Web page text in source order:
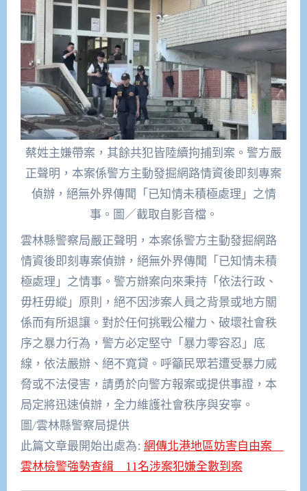
蔡姓主嫌帶案，其餘共犯皆陸續拘捕到案。警方嚴
正聲明，本案係警方主動發掘網路情資後即刻專案
偵辦，絕無外界傳聞「已知情未積極處理」之情
事。圖／截取自影音檔。
雲林縣警察局嚴正聲明， 本案係警方主動發掘網路
情資後即刻專案偵辦，絕無外界傳聞「已知情未積
極處理」之情事。警方辦案向來秉持「依法行政、
毋枉毋縱」原則，絕不因涉案人員之背景或地方關
係而有所退讓。 對於任何挑戰公權力、破壞社會秩
序之暴力行為，警方必定堅守「暴力零容忍」底
線，依法嚴辦、絕不寬貸。 呼籲民眾若遭受暴力威
脅或不法侵害， 請勇於向警方報案或提供事證，本
局定將迅速偵辦， 全力維護社會秩序與安寧。
圖/雲林縣警察局提供
此篇文章最開始出處為: 網傳北港地區妨害自由案
雲林檢警強勢查緝 11名涉案犯嫌全數到案